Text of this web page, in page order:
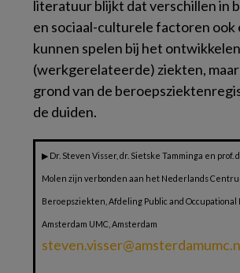
literatuur blijkt dat verschillen in
en sociaal-culturele factoren ook
kunnen spelen bij het
(werkgerelateerde) ziekten, maar
grond van de
de duiden.
▶ Dr. Steven Visser, dr. Sietske Tamminga en prof.
Molen zijn verbonden aan het Nederlands
Beroepsziekten, Afdeling Public and Occupational
Amsterdam UMC, Amsterdam